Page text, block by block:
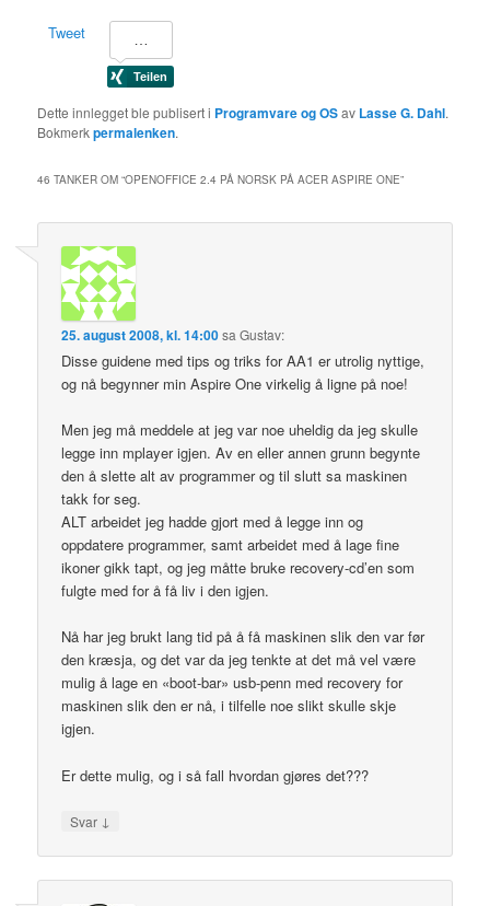
Tweet
Dette innlegget ble publisert i Programvare og OSav Lasse G. Dahl.
Bokmerkpermalenken.
46 TANKER OM “OPENOFFICE 2.4 PÅ NORSK PÅ ACER ASPIRE ONE”
25. august 2008, kl. 14:00sa Gustav:
Disse guidene med tips og triks for AA1 er utrolig nyttige,
og nå begynner min Aspire One virkelig å ligne på noe!
Men jeg må meddele at jeg var noe uheldig da jeg skulle
legge inn mplayer igjen. Av en eller annen grunn begynte
den å slette alt av programmer og til slutt sa maskinen
takk for seg.
ALT arbeidet jeg hadde gjort med å legge inn og
oppdatere programmer, samt arbeidet med å lage fine
ikoner gikk tapt, og jeg måtte bruke recovery-cd’en som
fulgte med for å få liv i den igjen.
Nå har jeg brukt lang tid på å få maskinen slik den var før
den kræsja, og det var da jeg tenkte at det må vel være
mulig å lage en «boot-bar» usb-penn med recovery for
maskinen slik den er nå, i tilfelle noe slikt skulle skje
igjen.
Er dette mulig, og i så fall hvordan gjøres det???
Svar ↓